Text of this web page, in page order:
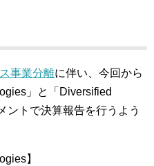
事業分離に伴い、今回から
」と「Diversified
ントで決算報告を行うよう
】